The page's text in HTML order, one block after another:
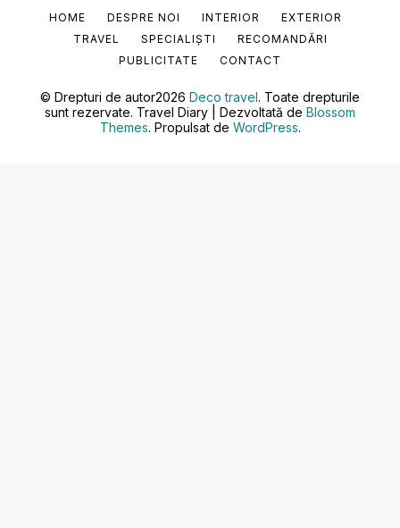
© Drepturi de autor2026 Deco travel. Toate drepturile
sunt rezervate. Travel Diary | Dezvoltată de Blossom
Themes. Propulsat de WordPress.
HOME DESPRE NOI INTERIOR
EXTERIOR
TRAVEL
SPECIALIȘTI
RECOMANDĂRI
PUBLICITATE
CONTACT